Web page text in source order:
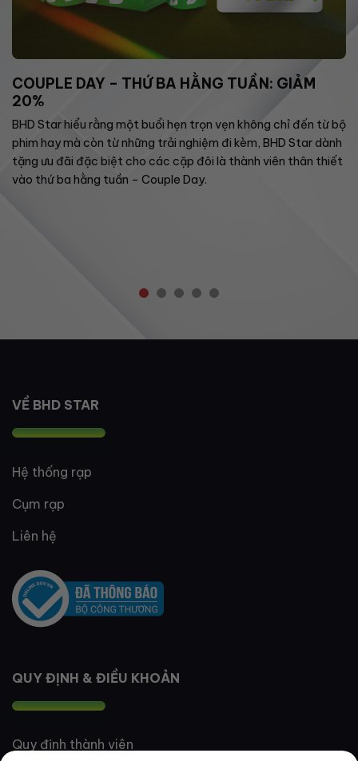
COUPLE DAY – THỨ BA HẰNG TUẦN: GIẢM
20%
BHD Star hiểu rằng một buổi hẹn trọn vẹn không chỉ đến từ bộ
phim hay mà còn từ những trải nghiệm đi kèm, BHD Star dành
tặng ưu đãi đặc biệt cho các cặp đôi là thành viên thân thiết
vào thứ ba hằng tuần – Couple Day.
VỀ BHD STAR
Hệ thống rạp
Cụm rạp
Liên hệ
QUY ĐỊNH & ĐIỀU KHOẢN
Quy định thành viên